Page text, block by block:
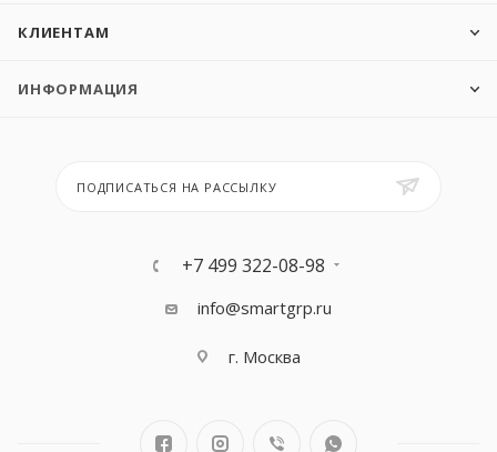
КЛИЕНТАМ
ИНФОРМАЦИЯ
ПОДПИСАТЬСЯ НА РАССЫЛКУ
+7 499 322-08-98
info@smartgrp.ru
г. Москва